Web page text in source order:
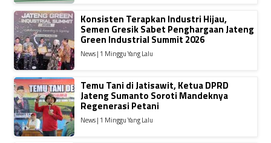
Konsisten Terapkan Industri Hijau,
Semen Gresik Sabet Penghargaan Jateng
Green Industrial Summit 2026
News | 1 Minggu Yang Lalu
Temu Tani di Jatisawit, Ketua DPRD
Jateng Sumanto Soroti Mandeknya
Regenerasi Petani
News | 1 Minggu Yang Lalu